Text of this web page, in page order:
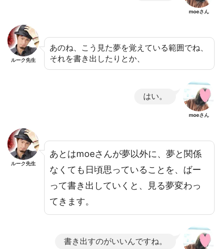
moeさん
ルーク先生
あのね、こう見た夢を覚えている範囲でね、
それを書き出したりとか、
はい。
moeさん
ルーク先生
あとはmoeさんが夢以外に、夢と関係
なくても日頃思っていることを、ばー
って書き出していくと、見る夢変わっ
てきます。
書き出すのがいいんですね。